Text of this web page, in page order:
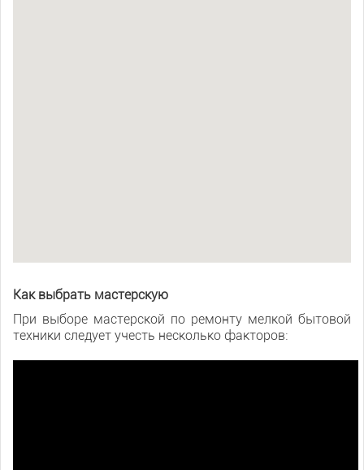
Как выбрать мастерскую
При выборе мастерской по ремонту мелкой бытовой
техники следует учесть несколько факторов: